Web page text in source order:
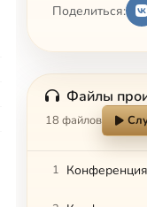
Поделиться:
Файлы
18 файлов
1 Конференция